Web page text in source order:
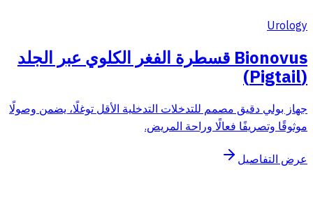
Urology
Bionovus قسطرة الفغر الكلوي عبر الجلد
(Pigtail)
جهاز بولي دقيق مصمم للتدخلات التدخلية الأقل توغلًا، يضمن وصولًا
موثوقًا وتصريفًا فعالًا وراحة المريض.
عرض التفاصيل